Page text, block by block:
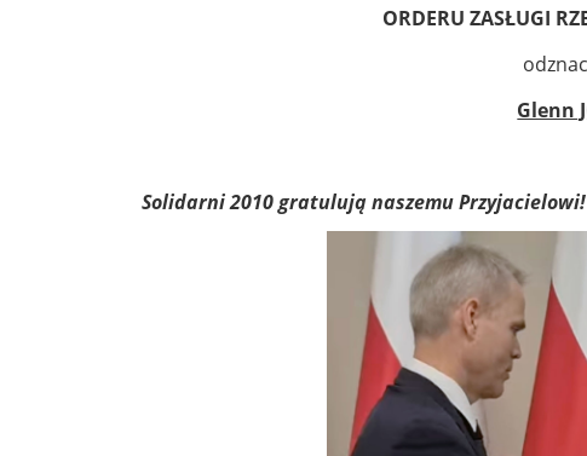
ORDERU ZASŁUGI
Glenn
Solidarni 2010 gratulują naszemu Przyjacielowi!